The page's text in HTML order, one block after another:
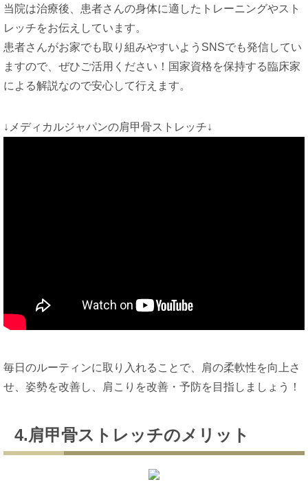
当院は治療後、患者さんの身体に適したトレーニングやスト
レッチをお伝えしています。
患者さんがお家でも取り組みやすいようSNSでも発信してい
ますので、ぜひご活用ください！国家資格を保持する臨床家
による解説なので安心して行えます。
↓メディカルジャパンの肩甲骨ストレッチ↓
毎日のルーティンに取り入れることで、肩の柔軟性を向上さ
せ、姿勢を改善し、肩こりを改善・予防を目指しましょう！
4.肩甲骨ストレッチのメリット